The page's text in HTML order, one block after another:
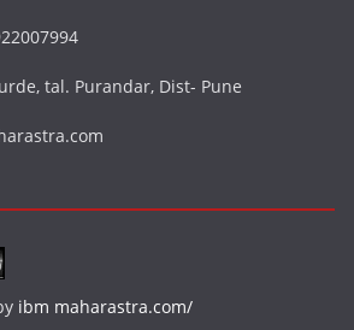
tal. Purandar, Dist- Pune
ibm maharastra.com/